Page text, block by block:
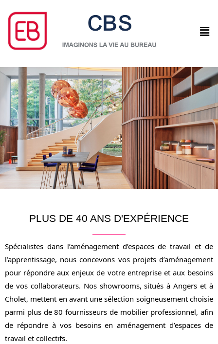
PLUS DE 40 ANS D'EXPÉRIENCE
Spécialistes dans l’aménagement d’espaces de travail et de
l’apprentissage, nous concevons vos projets d’aménagement
pour répondre aux enjeux de votre entreprise et aux besoins
de vos collaborateurs. Nos showrooms, situés à Angers et à
Cholet, mettent en avant une sélection soigneusement choisie
parmi plus de 80 fournisseurs de mobilier professionnel, afin
de répondre à vos besoins en aménagement d’espaces de
travail et collectifs.